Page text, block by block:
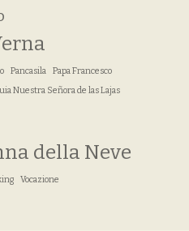
Pancasila
Papa Francesco
Nuestra Señora de las Lajas
della Neve
Vocazione